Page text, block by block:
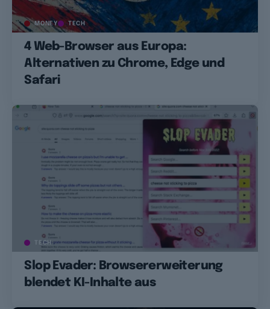
MONEY TECH
4 Web-Browser aus Europa:
Alternativen zu Chrome, Edge und
Safari
TECH
Slop Evader: Browsererweiterung
blendet KI-Inhalte aus